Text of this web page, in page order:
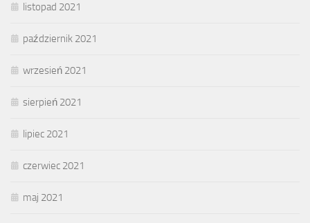
listopad 2021
październik 2021
wrzesień 2021
sierpień 2021
lipiec 2021
czerwiec 2021
maj 2021